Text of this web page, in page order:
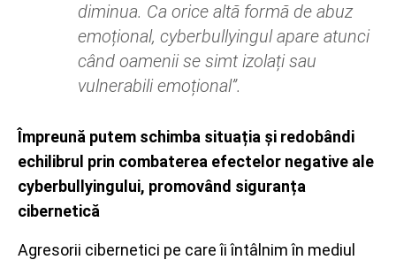
diminua. Ca orice altă formă de abuz
emoțional, cyberbullyingul apare atunci
când oamenii se simt izolați sau
vulnerabili emoțional”.
Împreună putem schimba situația și redobândi
echilibrul prin combaterea efectelor negative ale
cyberbullyingului, promovând siguranța
cibernetică
Agresorii cibernetici pe care îi întâlnim în mediul